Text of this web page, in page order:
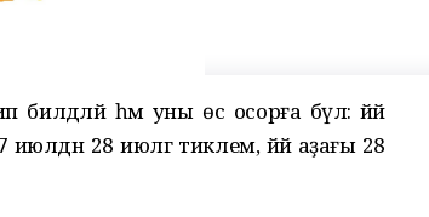
һәм уны өс осорға бүлә: йәй
28 июлгә тиклем, йәй аҙағы 28